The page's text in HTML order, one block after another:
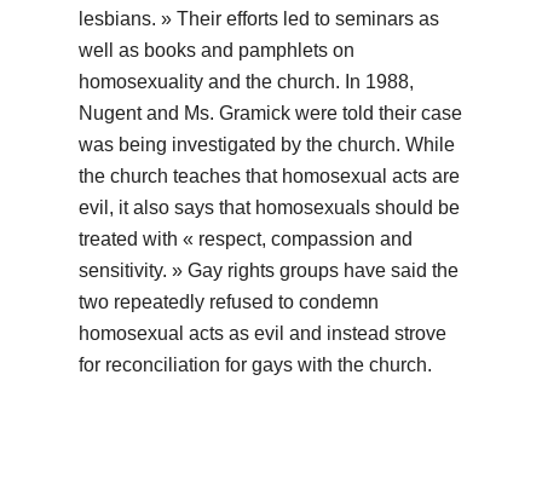
lesbians. » Their efforts led to seminars as
well as books and pamphlets on
homosexuality and the church. In 1988,
Nugent and Ms. Gramick were told their case
was being investigated by the church. While
the church teaches that homosexual acts are
evil, it also says that homosexuals should be
treated with « respect, compassion and
sensitivity. » Gay rights groups have said the
two repeatedly refused to condemn
homosexual acts as evil and instead strove
for reconciliation for gays with the church.